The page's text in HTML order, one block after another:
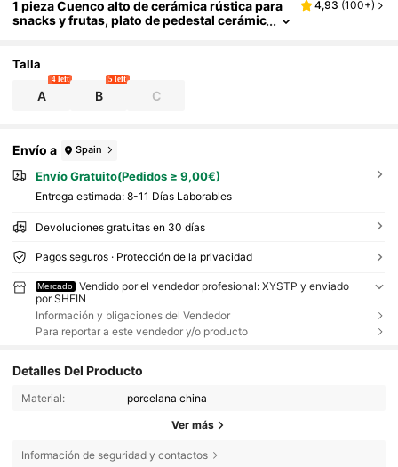
1 pieza Cuenco alto de cerámica rústica para
snacks y frutas, plato de pedestal cerámic
4,93 (100+)
Talla
A
4 left
B
5 left
C
Envío a Spain
Envío Gratuito(Pedidos ≥ 9,00€)
Entrega estimada: 8-11 Días Laborables
Devoluciones gratuitas en 30 días
Pagos seguros · Protección de la privacidad
Mercado
Vendido por el vendedor profesional: XYSTP y enviado
por SHEIN
Información y bligaciones del Vendedor
Para reportar a este vendedor y/o producto
Detalles Del Producto
Material: porcelana china
Ver más
Información de seguridad y contactos